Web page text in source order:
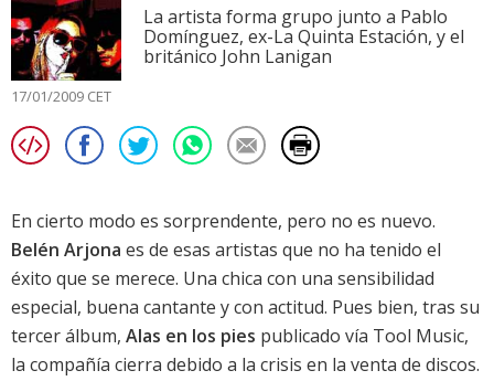
La artista forma grupo junto a Pablo
Domínguez, ex-La Quinta Estación, y el
británico John Lanigan
17/01/2009 CET
En cierto modo es sorprendente, pero no es nuevo.
Belén Arjona es de esas artistas que no ha tenido el
éxito que se merece. Una chica con una sensibilidad
especial, buena cantante y con actitud. Pues bien, tras su
tercer álbum, Alas en los pies publicado vía Tool Music,
la compañía cierra debido a la crisis en la venta de discos.